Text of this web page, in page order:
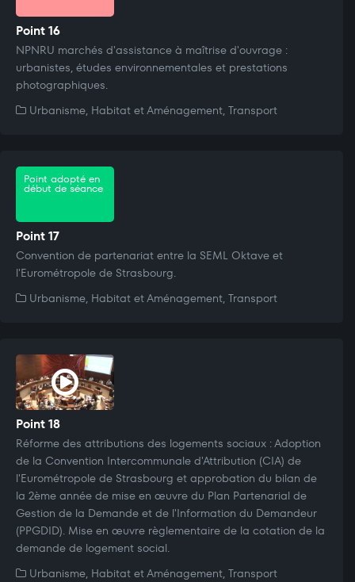
Point 16
NPNRU marchés d'assistance à maîtrise d'ouvrage :
urbanistes, études environnementales et prestations
photographiques.
Urbanisme, Habitat et Aménagement, Transport
Point adopté en
début de séance
Point 17
Convention de partenariat entre la SEML Oktave et
l'Eurométropole de Strasbourg.
Urbanisme, Habitat et Aménagement, Transport
Point 18
Réforme des attributions des logements sociaux : Adoption
de la Convention Intercommunale d'Attribution (CIA) de
l'Eurométropole de Strasbourg et approbation du bilan de
la 2ème année de mise en œuvre du Plan Partenarial de
Gestion de la Demande et de l'Information du Demandeur
(PPGDID). Mise en œuvre règlementaire de la cotation de la
demande de logement social.
Urbanisme, Habitat et Aménagement, Transport